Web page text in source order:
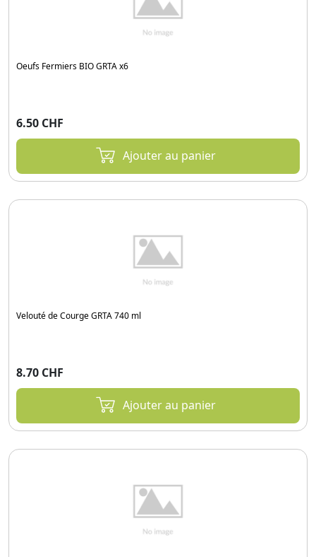
Oeufs Fermiers BIO GRTA x6
6.50 CHF
Ajouter au panier
Velouté de Courge GRTA 740 ml
8.70 CHF
Ajouter au panier